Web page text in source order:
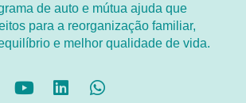
de auto e mútua ajuda que
para a reorganização familiar,
e melhor qualidade de vida.